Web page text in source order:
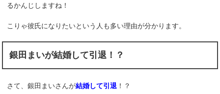
るかんじしますね！
こりゃ彼氏になりたいという人も多い理由が分かります。
銀田まいが結婚して引退！？
さて、銀田まいさんが結婚して引退 ！？